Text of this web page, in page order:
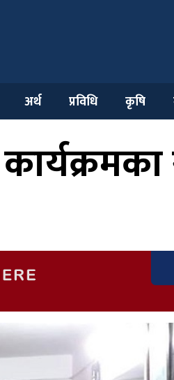
अर्थ प्रविधि कृषि